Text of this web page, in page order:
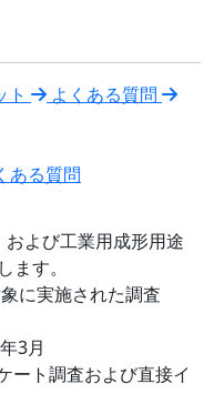
ト よくある質問
ある質問
よび工業用成形用途
す。
に実施された調査
3月
ート調査および直接イ